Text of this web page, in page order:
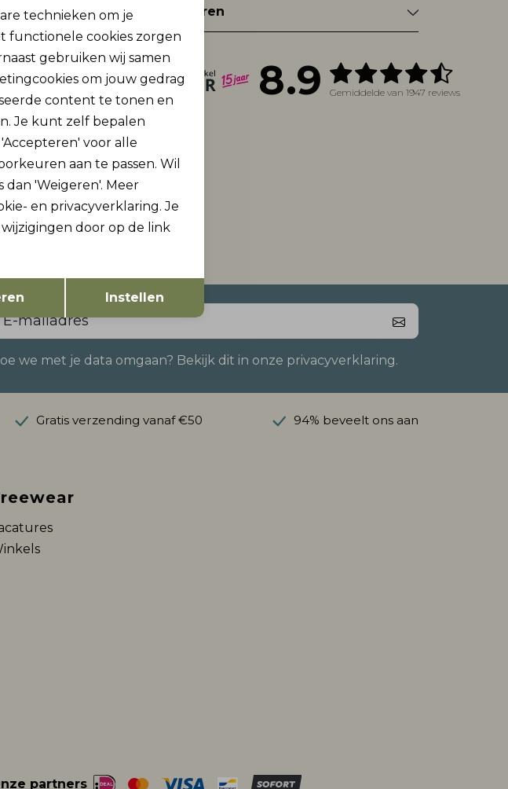
Retourneren
8.9 Gemiddelde van 1947 reviews
we met je data omgaan? Bekijk dit in onze privacyverklaring.
Gratis verzending vanaf €50 94% beveelt ons aan
partners
Marketing cookies
Opslaan
technieken om je
functionele cookies zorgen
gebruiken wij samen
om jouw gedrag
content te tonen en
Je kunt zelf bepalen
voor alle
aan te passen. Wil
dan 'Weigeren'. Meer
en privacyverklaring. Je
door op de link
Instellen